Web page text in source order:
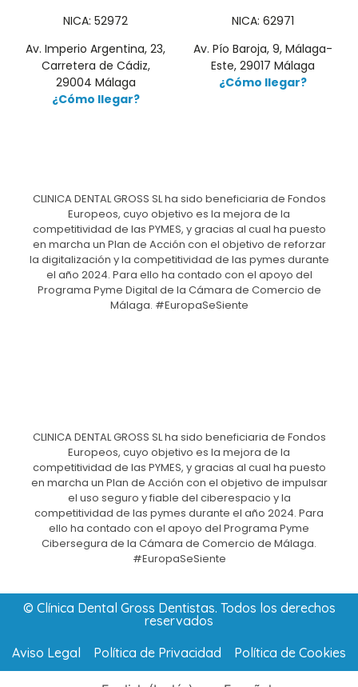
NICA: 52972
Av. Imperio Argentina, 23,
Carretera de Cádiz,
29004 Málaga
¿Cómo llegar?
NICA: 62971
Av. Pío Baroja, 9, Málaga-
Este, 29017 Málaga
¿Cómo llegar?
CLINICA DENTAL GROSS SL ha sido beneficiaria de Fondos
Europeos, cuyo objetivo es la mejora de la
competitividad de las PYMES, y gracias al cual ha puesto
en marcha un Plan de Acción con el objetivo de reforzar
la digitalización y la competitividad de las pymes durante
el año 2024. Para ello ha contado con el apoyo del
Programa Pyme Digital de la Cámara de Comercio de
Málaga. #EuropaSeSiente
CLINICA DENTAL GROSS SL ha sido beneficiaria de Fondos
Europeos, cuyo objetivo es la mejora de la
competitividad de las PYMES, y gracias al cual ha puesto
en marcha un Plan de Acción con el objetivo de impulsar
el uso seguro y fiable del ciberespacio y la
competitividad de las pymes durante el año 2024. Para
ello ha contado con el apoyo del Programa Pyme
Cibersegura de la Cámara de Comercio de Málaga.
#EuropaSeSiente
© Clínica Dental Gross Dentistas. Todos los derechos
reservados
Aviso Legal
Política de Privacidad Política de Cookies